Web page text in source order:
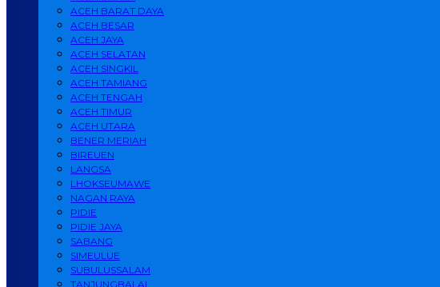
ACEH BARAT DAYA
ACEH BESAR
ACEH JAYA
ACEH SELATAN
ACEH SINGKIL
ACEH TAMIANG
ACEH TENGAH
ACEH TIMUR
ACEH UTARA
BENER MERIAH
BIREUEN
LANGSA
LHOKSEUMAWE
NAGAN RAYA
PIDIE
PIDIE JAYA
SABANG
SIMEULUE
SUBULUSSALAM
TANJUNGBALAI